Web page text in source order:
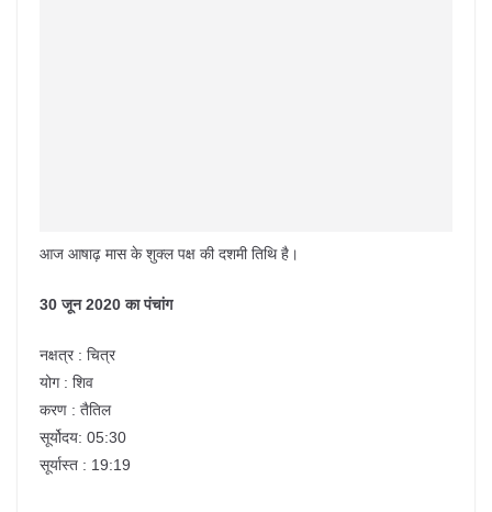
आज आषाढ़ मास के शुक्ल पक्ष की दशमी तिथि है।
30 जून 2020 का पंचांग
नक्षत्र : चित्र
योग : शिव
करण : तैतिल
सूर्योदय: 05:30
सूर्यास्त : 19:19